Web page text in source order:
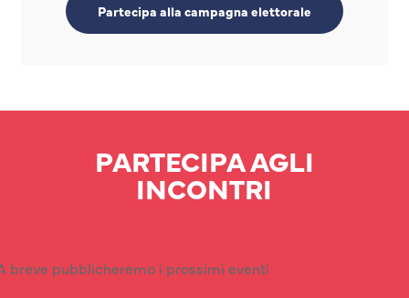
Partecipa alla campagna elettorale
PARTECIPA AGLI
INCONTRI
breve pubblicheremo i prossimi eventi